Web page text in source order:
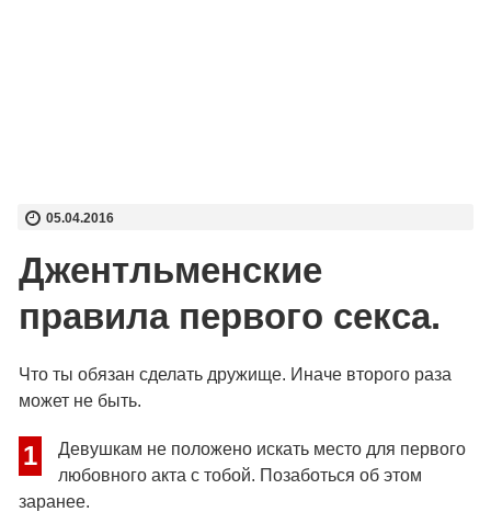
05.04.2016
Джентльменские
правила первого секса.
Что ты обязан сделать дружище. Иначе второго раза
может не быть.
1
Девушкам не положено искать место для первого
любовного акта с тобой. Позаботься об этом
заранее.